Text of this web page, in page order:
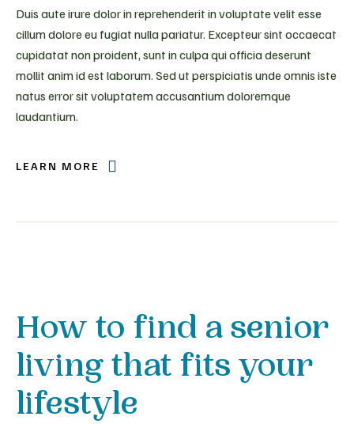
Duis aute irure dolor in reprehenderit in voluptate velit esse
cillum dolore eu fugiat nulla pariatur. Excepteur sint occaecat
cupidatat non proident, sunt in culpa qui officia deserunt
mollit anim id est laborum. Sed ut perspiciatis unde omnis iste
natus error sit voluptatem accusantium doloremque
laudantium.
LEARN MORE
How to find a senior
living that fits your
lifestyle